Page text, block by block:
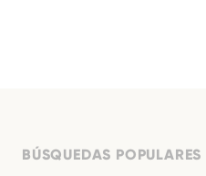
BÚSQUEDAS POPULARES